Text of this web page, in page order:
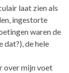
laat zien als
ingestorte
waren de
dat?), de hele
over mijn voet